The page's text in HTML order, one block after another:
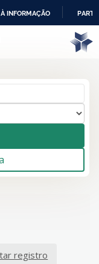
INFORMAÇÃO
registro